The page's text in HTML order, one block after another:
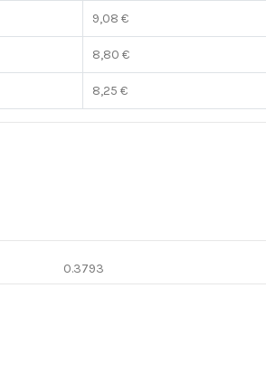
9,08 €
8,80 €
8,25 €
0.3793